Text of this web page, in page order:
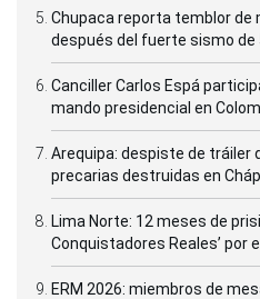
Chupaca reporta temblor de
después del fuerte sismo de
Canciller Carlos Espá
mando presidencial en
Arequipa: despiste de tráiler
precarias destruidas en
Lima Norte: 12 meses de
Conquistadores Reales’ por
ERM 2026: miembros de